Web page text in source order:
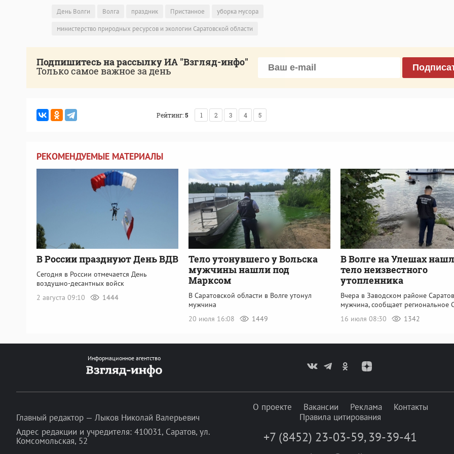
День Волги Волга праздник Пристанное
уборка мусора
министерство природных ресурсов и экологии Саратовской области
Подпишитесь на рассылку ИА "Взгляд-инфо"
Только самое важное за день
Рейтинг:5 1 2 3 4 5
РЕКОМЕНДУЕМЫЕ МАТЕРИАЛЫ
В России празднуют День ВДВ
Сегодня в России отмечается День
воздушно-десантных войск
2 августа 09:10
1444
Тело утонувшего у Вольска
мужчины нашли под
Марксом
В Саратовской области в Волге утонул
мужчина
20 июля 16:08
1449
В Волге на Улешах
тело неизвестного
утопленника
Вчера в Заводском районе
мужчина, сообщает региональное
16 июля 08:30
1342
Информационное агентство
Главный редактор — Лыков Николай Валерьевич
Адрес редакции и учредителя: 410031, Саратов, ул.
Комсомольская, 52
О проекте Вакансии Реклама
Контакты
Правила цитирования
+7 (8452) 23-03-59, 39-39-41